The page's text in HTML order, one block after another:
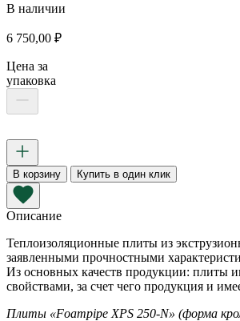
В наличии
6 750,00 ₽
Цена за
упаковка
В корзину Купить в один клик
Описание
Теплоизоляционные плиты из
заявленными прочностными
Из основных качеств продукции: плиты
свойствами, за счет чего продукция и
Плиты «Foampipe XPS 250-N» (форма